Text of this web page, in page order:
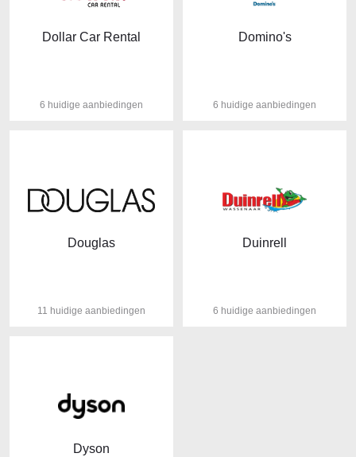
Dollar Car Rental
6 huidige aanbiedingen
Domino's
6 huidige aanbiedingen
Douglas
11 huidige aanbiedingen
Duinrell
6 huidige aanbiedingen
Dyson